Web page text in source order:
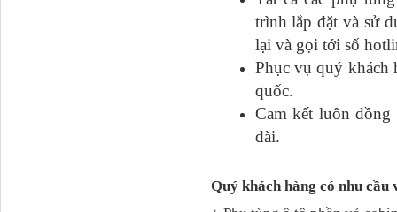
trình lắp đặt và sử
lại và gọi tới số
Phục vụ quý khách
quốc.
Cam kết luôn
dài.
Quý khách hàng có nhu cầu